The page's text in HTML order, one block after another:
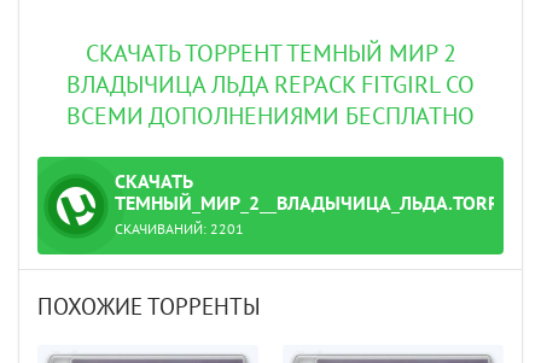
СКАЧАТЬ ТОРРЕНТ ТЕМНЫЙ МИР 2
ВЛАДЫЧИЦА ЛЬДА REPACK FITGIRL СО
ВСЕМИ ДОПОЛНЕНИЯМИ БЕСПЛАТНО
СКАЧАТЬ
ТОРРЕНТ
ТЕМНЫЙ_МИР_2__ВЛАДЫЧИЦА_ЛЬДА.TORRENT
СКАЧИВАНИЙ: 2201
ПОХОЖИЕ ТОРРЕНТЫ